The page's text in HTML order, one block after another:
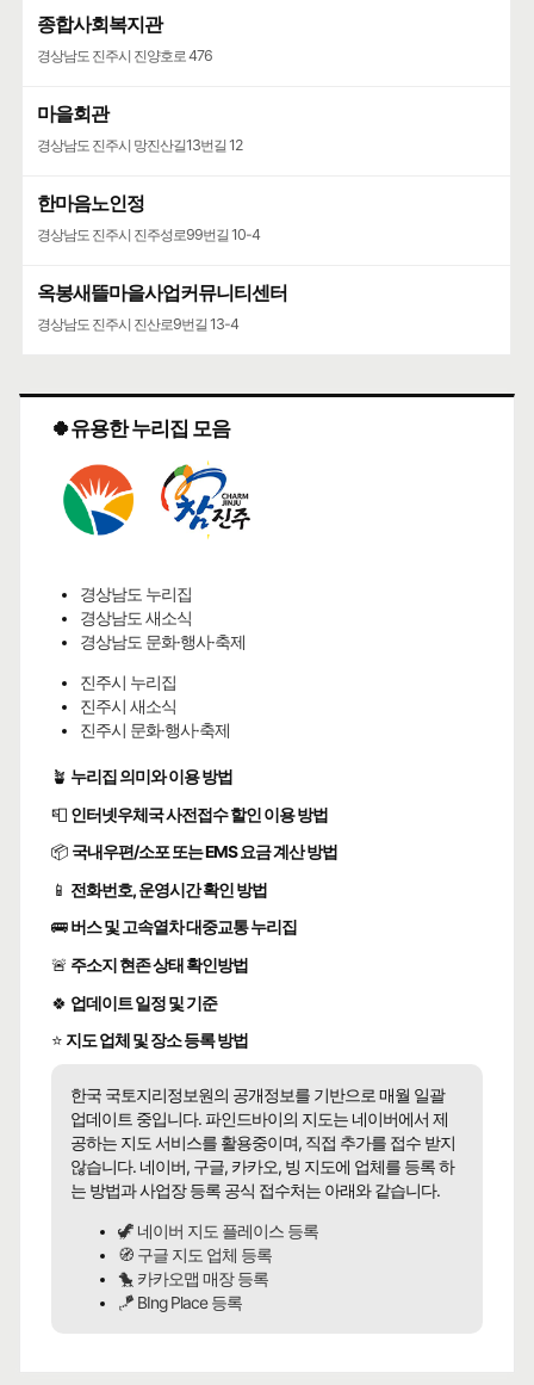
종합사회복지관
경상남도 진주시 진양호로 476
마을회관
경상남도 진주시 망진산길13번길 12
한마음노인정
경상남도 진주시 진주성로99번길 10-4
옥봉새뜰마을사업커뮤니티센터
경상남도 진주시 진산로9번길 13-4
🍀유용한 누리집 모음
경상남도 누리집
경상남도 새소식
경상남도 문화·행사·축제
진주시 누리집
진주시 새소식
진주시 문화·행사·축제
🪴 누리집 의미와 이용 방법
📮 인터넷우체국 사전접수 할인 이용 방법
📦 국내우편/소포 또는 EMS 요금 계산 방법
📱 전화번호, 운영시간 확인 방법
🚌버스 및 고속열차 대중교통 누리집
🚨 주소지 현존 상태 확인방법
🍀 업데이트 일정 및 기준
⭐ 지도 업체 및 장소 등록 방법
한국 국토지리정보원의 공개정보를 기반으로 매월 일괄
업데이트 중입니다. 파인드바이의 지도는 네이버에서 제
공하는 지도 서비스를 활용중이며, 직접 추가를 접수 받지
않습니다. 네이버, 구글, 카카오, 빙 지도에 업체를 등록 하
는 방법과 사업장 등록 공식 접수처는 아래와 같습니다.
🦖 네이버 지도 플레이스 등록
🧭 구글 지도 업체 등록
🐤 카카오맵 매장 등록
🪁 BIng Place 등록